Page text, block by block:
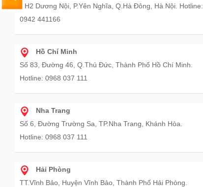
HH2 Dương Nội, P.Yên Nghĩa, Q.Hà Đông, Hà Nội. Hotline:
0942 441166
Hồ Chí Minh
Số 83, Đường 46, Q.Thủ Đức, Thành Phố Hồ Chí Minh.
Hotline: 0968 037 111
Nha Trang
Số 6, Đường Trường Sa, TP.Nha Trang, Khánh Hòa.
Hotline: 0968 037 111
Hải Phòng
TT.Vĩnh Bảo, Huyện Vĩnh Bảo, Thành Phố Hải Phòng.